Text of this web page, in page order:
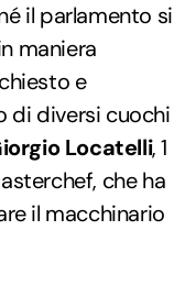
il parlamento si
maniera
e
di diversi cuochi
Locatelli, 1
che ha
il macchinario